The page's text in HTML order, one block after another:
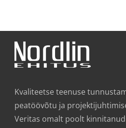
Kvaliteetse teenuse
peatöövõtu ja
Veritas omalt poolt